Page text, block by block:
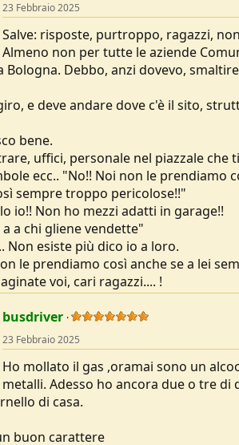
23 Febbraio 2025
Salve: risposte, purtroppo, ragazzi,
Almeno non per tutte le aziende
Bologna. Debbo, anzi dovevo,
e deve andare dove c'è il sito,
bene.
uffici, personale nel piazzale che
ecc.. "No!! Noi non le prendiamo
sempre troppo pericolose!!"
io!! Non ho mezzi adatti in garage!!
a chi gliene vendette"
Non esiste più dico io a loro.
le prendiamo così anche se a lei
voi, cari ragazzi.... !
busdriver
23 Febbraio 2025
Ho mollato il gas ,oramai sono un
metalli. Adesso ho ancora due o tre
di casa.
buon carattere